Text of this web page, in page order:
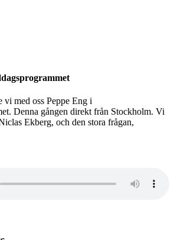
vi med oss Peppe Eng i
Denna gången direkt från Stockholm. Vi
Ekberg, och den stora frågan,